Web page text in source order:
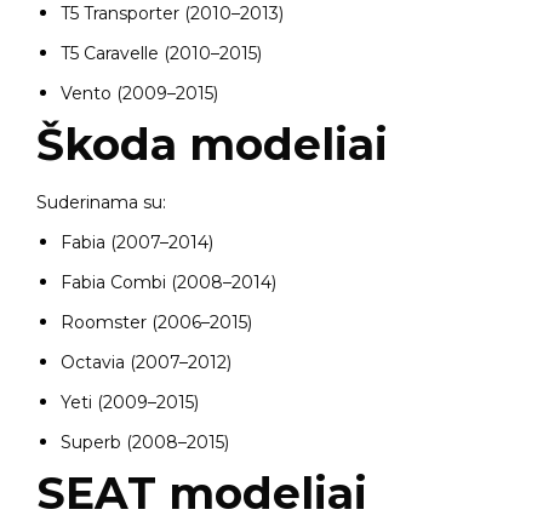
T5 Transporter (2010–2013)
T5 Caravelle (2010–2015)
Vento (2009–2015)
Škoda modeliai
Suderinama su:
Fabia (2007–2014)
Fabia Combi (2008–2014)
Roomster (2006–2015)
Octavia (2007–2012)
Yeti (2009–2015)
Superb (2008–2015)
SEAT modeliai